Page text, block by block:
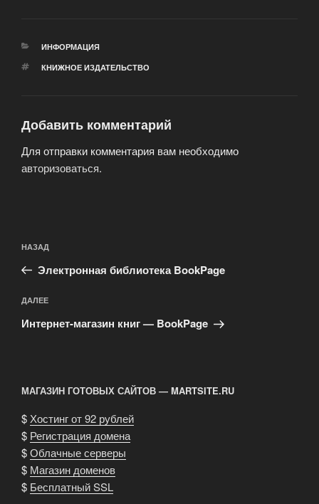
РУБРИКИ
ИНФОРМАЦИЯ
МЕТКИ
КНИЖНОЕ ИЗДАТЕЛЬСТВО
Добавить комментарий
Для отправки комментария вам необходимо
авторизоваться.
по
записям
Предыдущая
запись:
НАЗАД
Электронная библиотека BookPage
Следующая
запись
ДАЛЕЕ
Интернет-магазин книг — BookPage
МАГАЗИН ГОТОВЫХ САЙТОВ — MARTSITE.RU
$ Хостинг от 92 рублей
$ Регистрация домена
$Облачные серверы
$ Магазин доменов
$ Бесплатный SSL